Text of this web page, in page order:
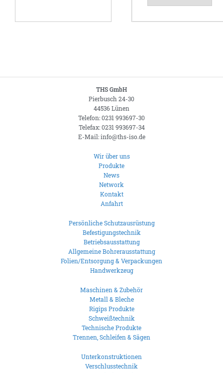
THS GmbH
Pierbusch 24-30
44536 Lünen
Telefon: 0231 993697-30
Telefax: 0231 993697-34
E-Mail: info@ths-iso.de
Wir über uns
Produkte
News
Network
Kontakt
Anfahrt
Persönliche Schutzausrüstung
Befestigungstechnik
Betriebsausstattung
Allgemeine Bohrerausstattung
Folien/Entsorgung & Verpackungen
Handwerkzeug
Maschinen & Zubehör
Metall & Bleche
Rigips Produkte
Schweißtechnik
Technische Produkte
Trennen, Schleifen & Sägen
Unterkonstruktionen
Verschlusstechnik